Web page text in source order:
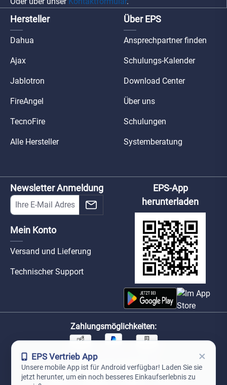
Hersteller
Dahua
Ajax
Jablotron
FireAngel
TecnoFire
Alle Hersteller
Über EPS
Ansprechpartner finden
Schulungs-Kalender
Download Center
Über uns
Schulungen
Systemberatung
Newsletter Anmeldung
Mein Konto
Versand und Lieferung
Technischer Support
EPS-App
herunterladen
Zahlungsmöglichkeiten:
Unsere Versandpartner:
EPS Vertrieb App ×
Unsere mobile App ist für Android verfügbar! Laden Sie sie
jetzt herunter, um ein noch besseres Einkaufserlebnis zu